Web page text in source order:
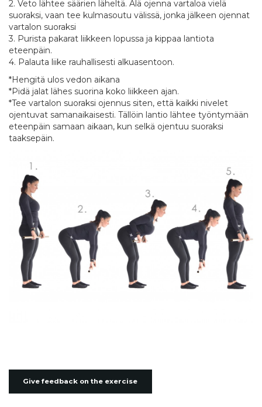
2. Veto lähtee säärien läheltä. Älä ojenna vartaloa vielä
suoraksi, vaan tee kulmasoutu välissä, jonka jälkeen ojennat
vartalon suoraksi
3. Purista pakarat liikkeen lopussa ja kippaa lantiota
eteenpäin.
4. Palauta liike rauhallisesti alkuasentoon.
*Hengitä ulos vedon aikana
*Pidä jalat lähes suorina koko liikkeen ajan.
*Tee vartalon suoraksi ojennus siten, että kaikki nivelet
ojentuvat samanaikaisesti. Tällöin lantio lähtee työntymään
eteenpäin samaan aikaan, kun selkä ojentuu suoraksi
taaksepäin.
Give feedback on the exercise